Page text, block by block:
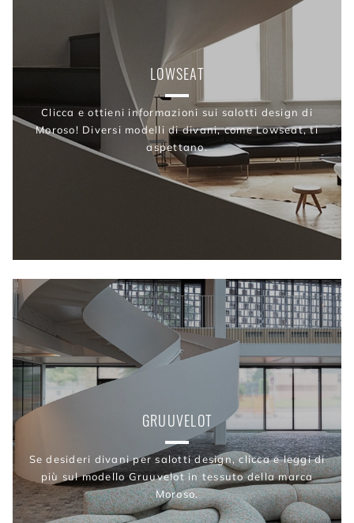
LOWSEAT
Clicca e ottieni informazioni sui salotti design di
Moroso! Diversi modelli di divani, come Lowseat, ti
aspettano.
GRUUVELOT
Se desideri divani per salotti design, clicca e leggi di
più sul modello Gruuvelot in tessuto della marca
Moroso.